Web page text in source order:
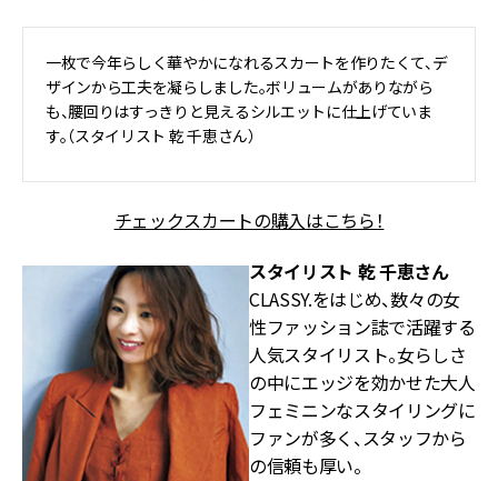
一枚で今年らしく華やかになれるスカートを作りたくて、デ
ザインから工夫を凝らしました。ボリュームがありながら
も、腰回りはすっきりと見えるシルエットに仕上げていま
す。（スタイリスト 乾 千恵さん）
チェックスカートの購入はこちら！
スタイリスト 乾 千恵さん
CLASSY.をはじめ、数々の女
性ファッション誌で活躍する
人気スタイリスト。女らしさ
の中にエッジを効かせた大人
フェミニンなスタイリングに
ファンが多く、スタッフから
の信頼も厚い。